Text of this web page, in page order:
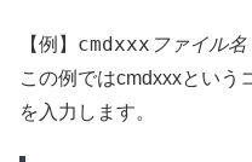
【例】 cmdxxx ファイル名
この例ではcmdxxxという
を入力します。